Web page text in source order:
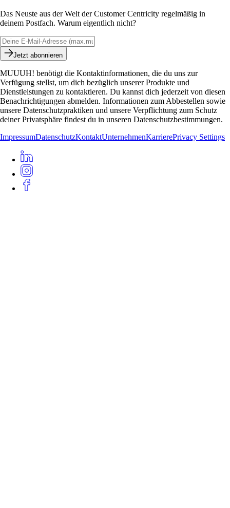
Das Neuste aus der Welt der Customer Centricity regelmäßig in
deinem Postfach. Warum eigentlich nicht?
Jetzt abonnieren
MUUUH! benötigt die Kontaktinformationen, die du uns zur
Verfügung stellst, um dich bezüglich unserer Produkte und
Dienstleistungen zu kontaktieren. Du kannst dich jederzeit von diesen
Benachrichtigungen abmelden. Informationen zum Abbestellen sowie
unsere Datenschutzpraktiken und unsere Verpflichtung zum Schutz
deiner Privatsphäre findest du in unseren Datenschutzbestimmungen.
ImpressumDatenschutzKontaktUnternehmenKarrierePrivacy Settings